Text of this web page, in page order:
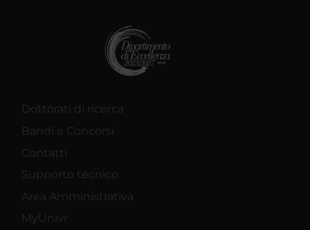
Dottorati di ricerca
Bandi e Concorsi
Contatti
Supporto tecnico
Area Amministrativa
MyUnivr